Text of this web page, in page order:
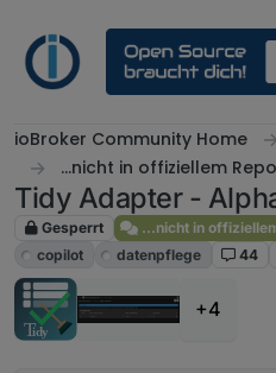
ioBroker Community Home
...nicht in offiziellem Repo
Tidy Adapter -
Gesperrt
...nicht in
copilot
datenpflege 44
+4